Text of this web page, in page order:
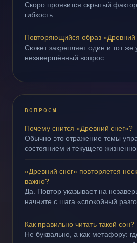
Скоро проявится скрытый
гибкость.
Повторяющийся образ «Древний
Сюжет закрепляет один и тот же
незавершённый вопрос.
ВОПРОСЫ
Почему снится «Древний снег»?
Обычно это отражение темы
состоянием и текущего
«Древний снег» повторяется
важно?
Да. Повтор указывает на
начните с шага «спокойный
Как правильно читать такой сон?
Не буквально, а как метафору: